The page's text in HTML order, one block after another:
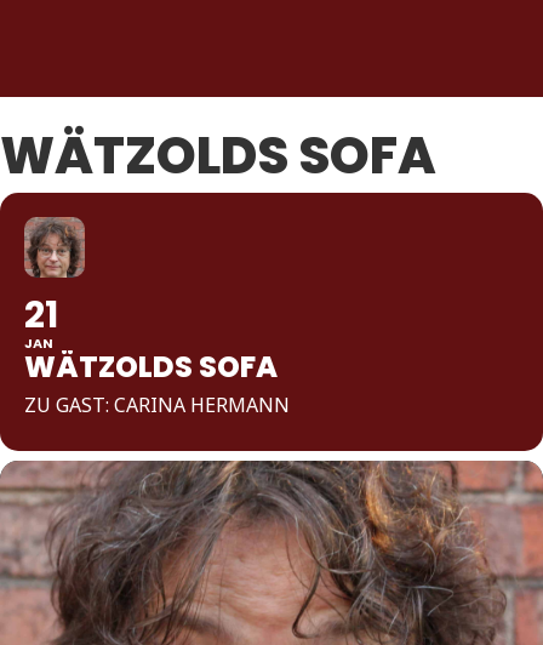
WÄTZOLDS SOFA
21
JAN
WÄTZOLDS SOFA
ZU GAST: CARINA HERMANN